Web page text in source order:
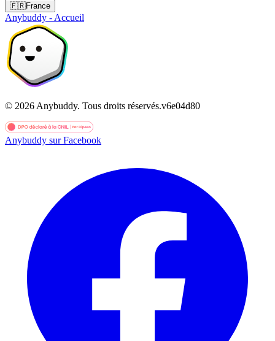
🇫🇷France
Anybuddy - Accueil
© 2026 Anybuddy. Tous droits réservés.v6e04d80
Anybuddy sur Facebook